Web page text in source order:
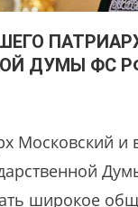
ДУМЫ ФС
Московский и
широкое